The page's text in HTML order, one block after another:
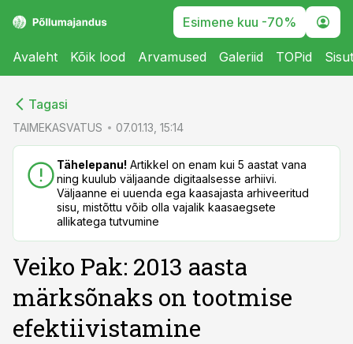
Esimene kuu -70%
Avaleht Kõik lood Arvamused Galeriid TOPid
Tagasi
TAIMEKASVATUS 07.01.13, 15:14
Tähelepanu! Artikkel on enam kui 5 aastat vana
ning kuulub väljaande digitaalsesse arhiivi.
Väljaanne ei uuenda ega kaasajasta arhiveeritud
sisu, mistõttu võib olla vajalik kaasaegsete
allikatega tutvumine
Veiko Pak: 2013 aasta
märksõnaks on tootmise
efektiivistamine